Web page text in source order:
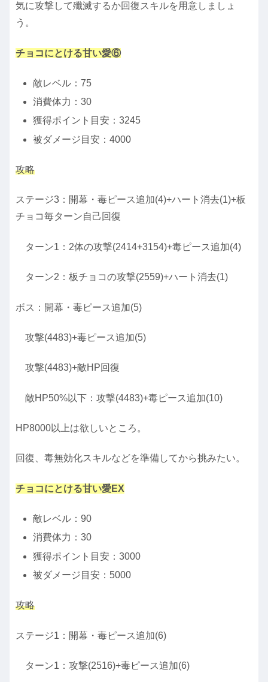
気に攻撃して殲滅するか回復スキルを用意しましょ
う。
チョコにとける甘い愛⑥
敵レベル：75
消費体力：30
獲得ポイント目安：3245
被ダメージ目安：4000
攻略
ステージ3：開幕・毒ピース追加(4)+ハート消去(1)+板
チョコ毎ターン自己回復
ターン1：2体の攻撃(2414+3154)+毒ピース追加(4)
ターン2：板チョコの攻撃(2559)+ハート消去(1)
ボス：開幕・毒ピース追加(5)
攻撃(4483)+毒ピース追加(5)
攻撃(4483)+敵HP回復
敵HP50%以下：攻撃(4483)+毒ピース追加(10)
HP8000以上は欲しいところ。
回復、毒無効化スキルなどを準備してから挑みたい。
チョコにとける甘い愛EX
敵レベル：90
消費体力：30
獲得ポイント目安：3000
被ダメージ目安：5000
攻略
ステージ1：開幕・毒ピース追加(6)
ターン1：攻撃(2516)+毒ピース追加(6)